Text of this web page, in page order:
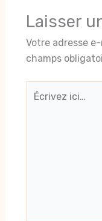
Laisser
Votre adresse
champs
Écrivez